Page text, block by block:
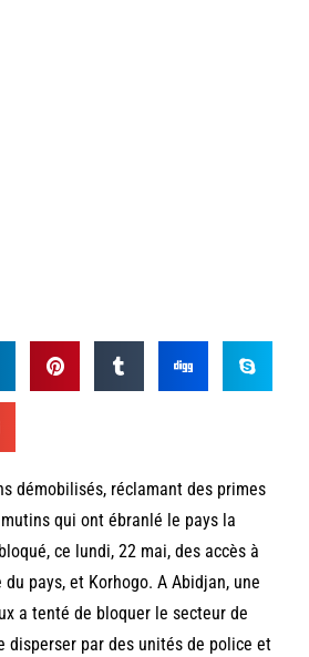
démobilisés, réclamant des primes
qui ont ébranlé le pays la
ce lundi, 22 mai, des accès à
pays, et Korhogo. A Abidjan, une
a tenté de bloquer le secteur de
disperser par des unités de police et